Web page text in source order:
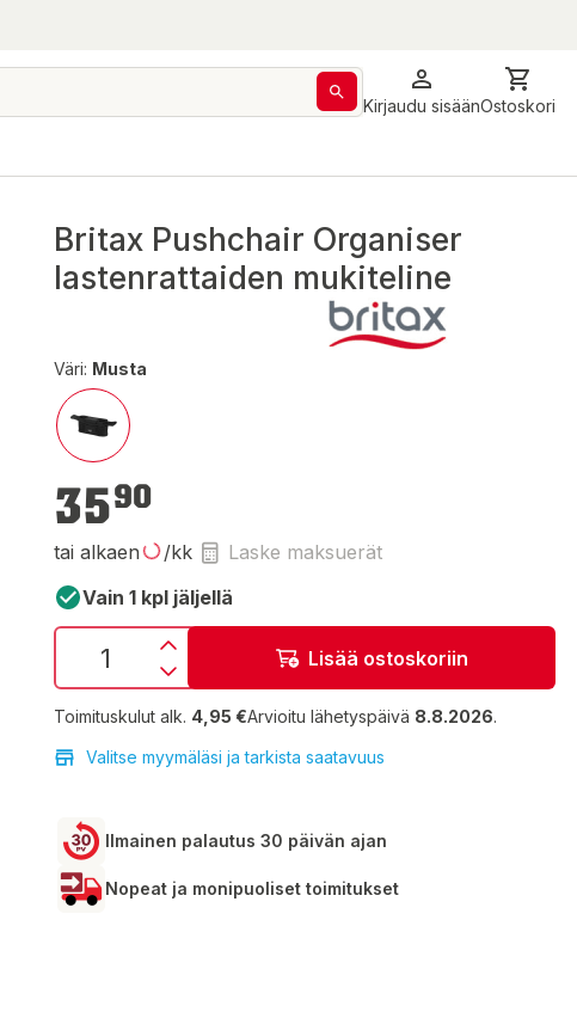
Kirjaudu sisäänOstoskori
Britax Pushchair Organiser
lastenrattaiden mukiteline
Väri: Musta
3590
tai alkaen /kk
Laske maksuerät
Vain 1 kpl jäljellä
Lisää ostoskoriin
Toimituskulut alk. 4,95 €Arvioitu lähetyspäivä 8.8.2026.
Valitse myymäläsi ja tarkista saatavuus
Ilmainen palautus 30 päivän ajan
Nopeat ja monipuoliset toimitukset